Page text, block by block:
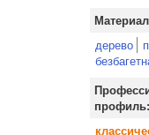
дерево
профиль: